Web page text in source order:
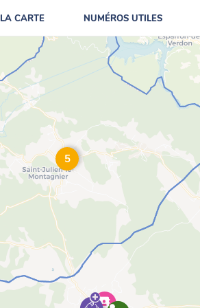
LA CARTE NUMÉROS UTILES
5